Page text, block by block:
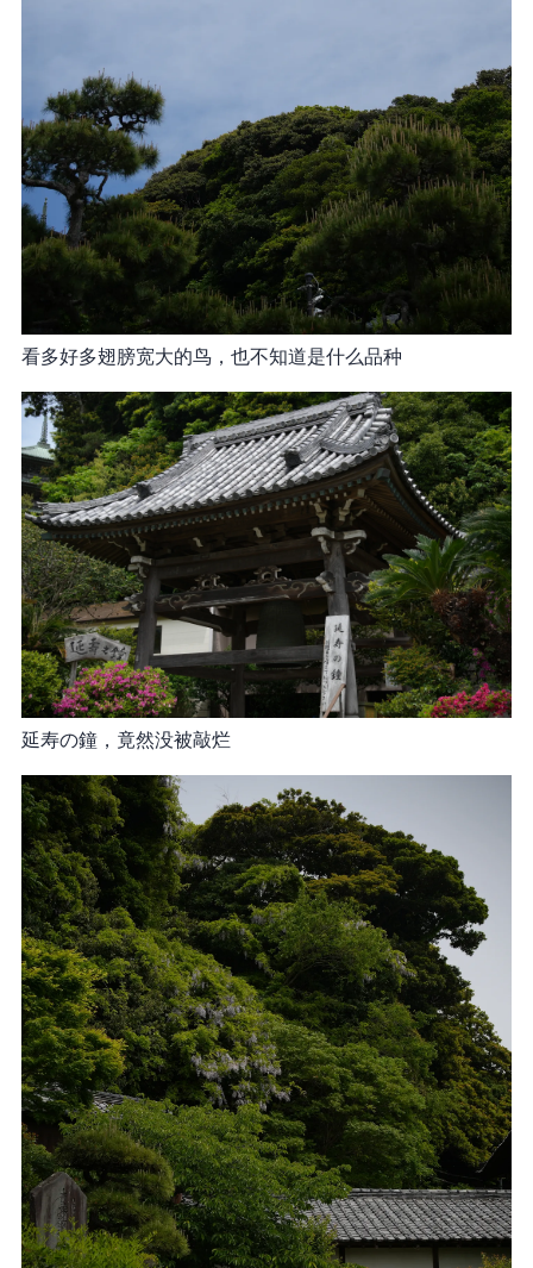
看多好多翅膀宽大的鸟，也不知道是什么品种
延寿の鐘，竟然没被敲烂